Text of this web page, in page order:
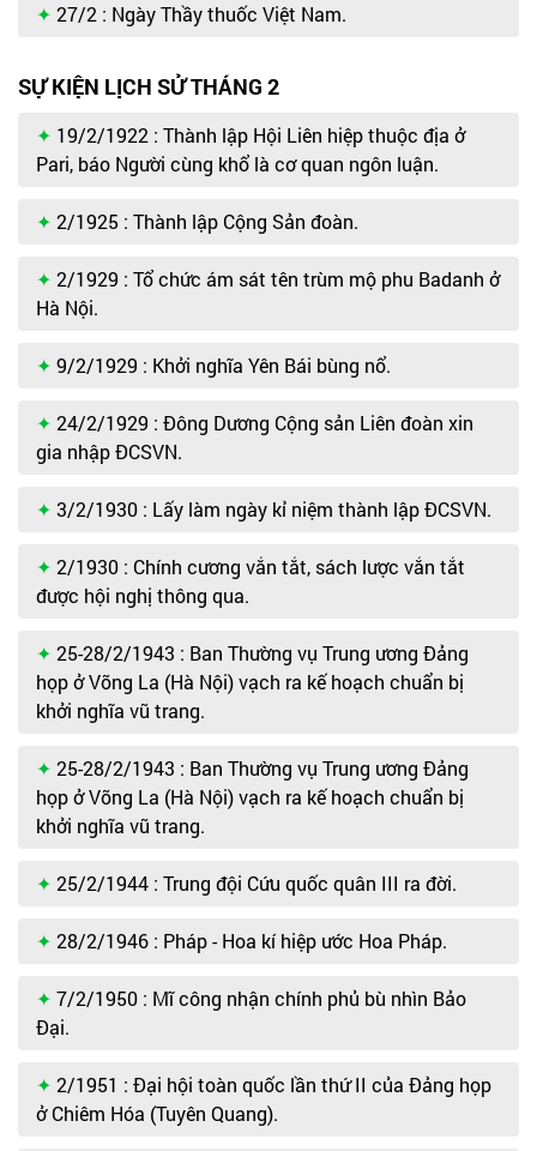
27/2 : Ngày Thầy thuốc Việt Nam.
SỰ KIỆN LỊCH SỬ THÁNG 2
19/2/1922 : Thành lập Hội Liên hiệp thuộc địa ở
Pari, báo Người cùng khổ là cơ quan ngôn luận.
2/1925 : Thành lập Cộng Sản đoàn.
2/1929 : Tổ chức ám sát tên trùm mộ phu Badanh ở
Hà Nội.
9/2/1929 : Khởi nghĩa Yên Bái bùng nổ.
24/2/1929 : Đông Dương Cộng sản Liên đoàn xin
gia nhập ĐCSVN.
3/2/1930 : Lấy làm ngày kỉ niệm thành lập ĐCSVN.
2/1930 : Chính cương vắn tắt, sách lược vắn tắt
được hội nghị thông qua.
25-28/2/1943 : Ban Thường vụ Trung ương Đảng
họp ở Võng La (Hà Nội) vạch ra kế hoạch chuẩn bị
khởi nghĩa vũ trang.
25-28/2/1943 : Ban Thường vụ Trung ương Đảng
họp ở Võng La (Hà Nội) vạch ra kế hoạch chuẩn bị
khởi nghĩa vũ trang.
25/2/1944 : Trung đội Cứu quốc quân III ra đời.
28/2/1946 : Pháp - Hoa kí hiệp ước Hoa Pháp.
7/2/1950 : Mĩ công nhận chính phủ bù nhìn Bảo
Đại.
2/1951 : Đại hội toàn quốc lần thứ II của Đảng họp
ở Chiêm Hóa (Tuyên Quang).